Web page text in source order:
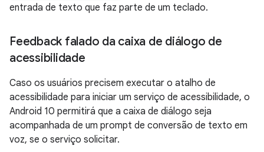
entrada de texto que faz parte de um teclado.
Feedback falado da caixa de diálogo de
acessibilidade
Caso os usuários precisem executar o atalho de
acessibilidade para iniciar um serviço de acessibilidade, o
Android 10 permitirá que a caixa de diálogo seja
acompanhada de um prompt de conversão de texto em
voz, se o serviço solicitar.